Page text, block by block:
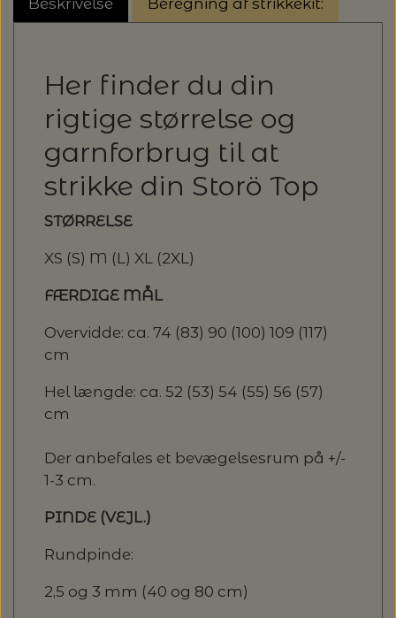
Her finder du din
rigtige størrelse og
garnforbrug til at
strikke din Storö Top
STØRRELSE
XS (S) M (L) XL (2XL)
FÆRDIGE MÅL
Overvidde: ca. 74 (83) 90 (100) 109 (117)
cm
Hel længde: ca. 52 (53) 54 (55) 56 (57)
cm
Der anbefales et bevægelsesrum på +/-
1-3 cm.
PINDE (VEJL.)
Rundpinde:
2,5 og 3 mm (40 og 80 cm)